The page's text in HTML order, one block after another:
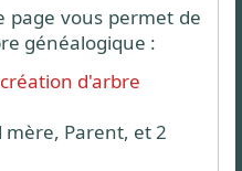
page vous permet de
généalogique :
d'arbre
mère, Parent, et 2